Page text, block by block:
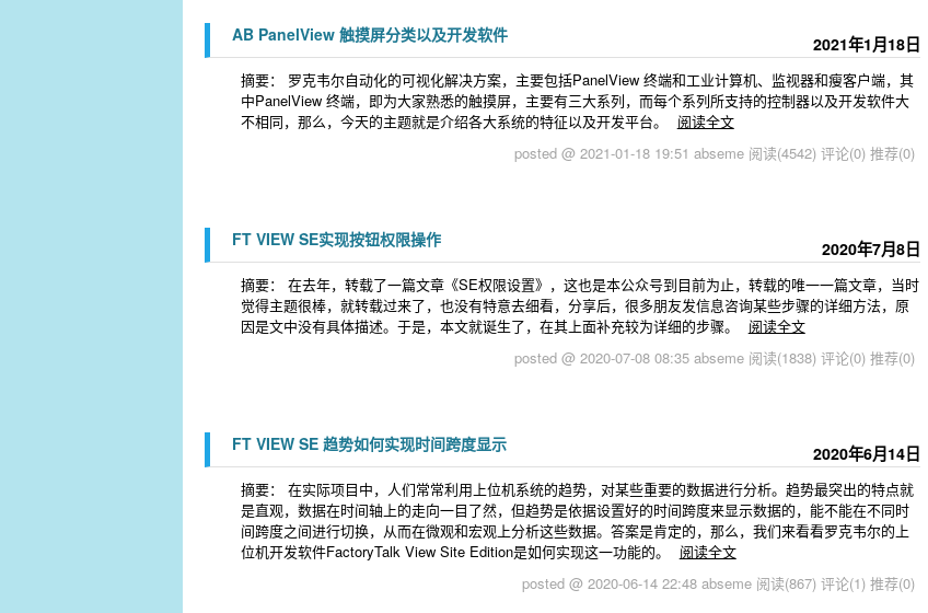
2021年1月18日
AB PanelView 触摸屏分类以及开发软件
摘要： 罗克韦尔自动化的可视化解决方案，主要包括PanelView 终端和工业计算机、监视器和瘦客户端，其
中PanelView 终端，即为大家熟悉的触摸屏，主要有三大系列，而每个系列所支持的控制器以及开发软件大
不相同，那么，今天的主题就是介绍各大系统的特征以及开发平台。
阅读全文
posted @ 2021-01-18 19:51 abseme 阅读(4542) 评论(0) 推荐(0)
2020年7月8日
FT VIEW SE实现按钮权限操作
摘要： 在去年，转载了一篇文章《SE权限设置》，这也是本公众号到目前为止，转载的唯一一篇文章，当时
觉得主题很棒，就转载过来了，也没有特意去细看，分享后，很多朋友发信息咨询某些步骤的详细方法，原
因是文中没有具体描述。于是，本文就诞生了，在其上面补充较为详细的步骤。
阅读全文
posted @ 2020-07-08 08:35 abseme 阅读(1838) 评论(0) 推荐(0)
2020年6月14日
FT VIEW SE 趋势如何实现时间跨度显示
摘要： 在实际项目中，人们常常利用上位机系统的趋势，对某些重要的数据进行分析。趋势最突出的特点就
是直观，数据在时间轴上的走向一目了然，但趋势是依据设置好的时间跨度来显示数据的，能不能在不同时
间跨度之间进行切换，从而在微观和宏观上分析这些数据。答案是肯定的，那么，我们来看看罗克韦尔的上
位机开发软件FactoryTalk View Site Edition是如何实现这一功能的。
阅读全文
posted @ 2020-06-14 22:48 abseme 阅读(867) 评论(1) 推荐(0)